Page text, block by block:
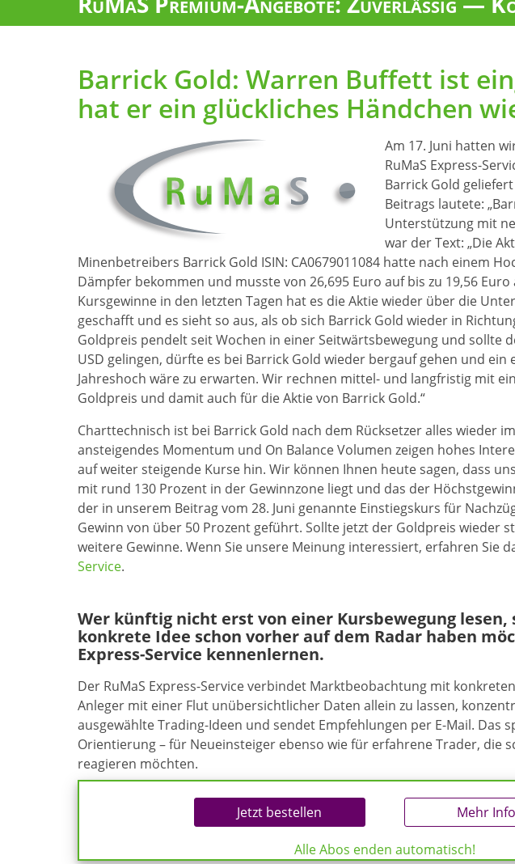
Barrick Gold: Warren Buffett ist
hat er ein glückliches Händchen
Am 17. Juni hatten
RuMaS Express-
Barrick Gold
Beitrags lautete:
Unterstützung mit
war der Text: „Die
Minenbetreibers Barrick Gold ISIN: CA0679011084 hatte nach einem
Dämpfer bekommen und musste von 26,695 Euro auf bis zu 19,56
Kursgewinne in den letzten Tagen hat es die Aktie wieder über die
geschafft und es sieht so aus, als ob sich Barrick Gold wieder in
Goldpreis pendelt seit Wochen in einer Seitwärtsbewegung und sollte
USD gelingen, dürfte es bei Barrick Gold wieder bergauf gehen und
Jahreshoch wäre zu erwarten. Wir rechnen mittel- und langfristig mit
Goldpreis und damit auch für die Aktie von Barrick Gold.“
Charttechnisch ist bei Barrick Gold nach dem Rücksetzer alles wieder
ansteigendes Momentum und On Balance Volumen zeigen hohes
auf weiter steigende Kurse hin. Wir können Ihnen heute sagen, dass
mit rund 130 Prozent in der Gewinnzone liegt und das der
der in unserem Beitrag vom 28. Juni genannte Einstiegskurs für
Gewinn von über 50 Prozent geführt. Sollte jetzt der Goldpreis wieder
weitere Gewinne. Wenn Sie unsere Meinung interessiert, erfahren Sie
Service.
Wer künftig nicht erst von einer Kursbewegung lesen,
konkrete Idee schon vorher auf dem Radar haben
Express-Service kennenlernen.
Der RuMaS Express-Service verbindet Marktbeobachtung mit
Anleger mit einer Flut unübersichtlicher Daten allein zu lassen,
ausgewählte Trading-Ideen und sendet Empfehlungen per E-Mail. Das
Orientierung – für Neueinsteiger ebenso wie für erfahrene Trader, die
reagieren möchten.
Jetzt bestellen Mehr
Alle Abos enden automatisch!